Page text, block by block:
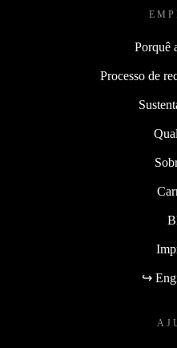
Porquê
Processo de
↪